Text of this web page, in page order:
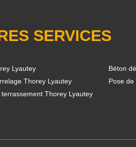
SERVICES
Lyautey Béton
Thorey Lyautey
Pose
Thorey Lyautey